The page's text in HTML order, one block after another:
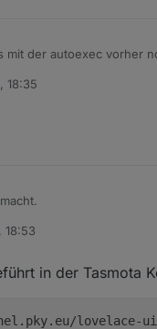
mit der autoexec vorher
18:35
18:53
in der Tasmota
lovelace-